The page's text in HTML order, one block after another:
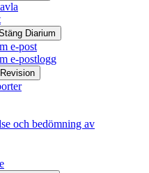
Diarium
e-post
e-postlogg
Revision
och bedömning av